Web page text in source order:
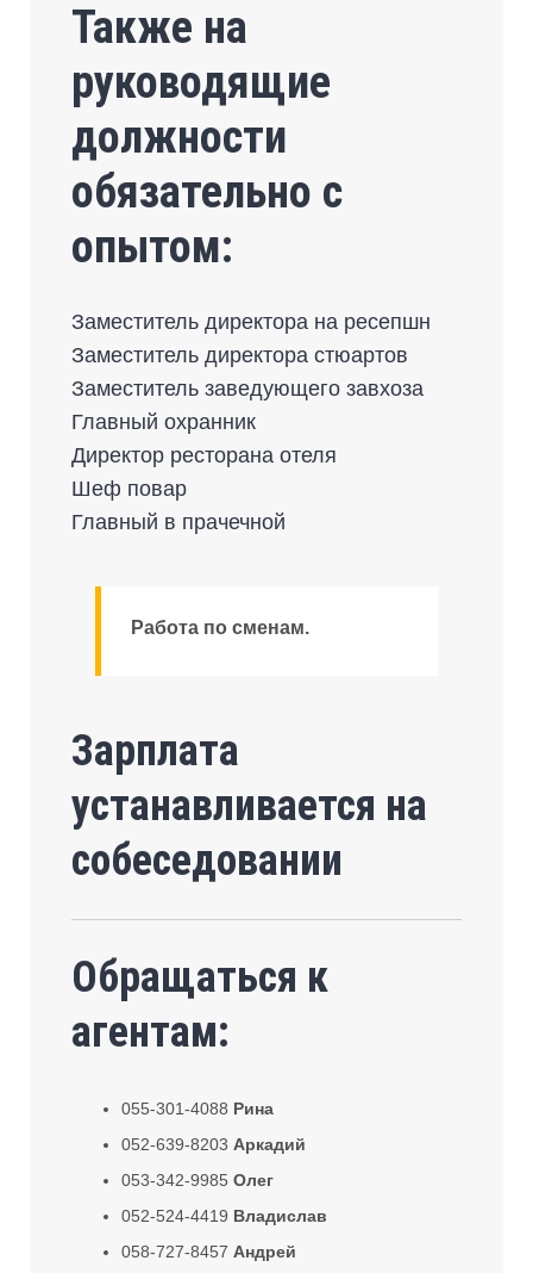
Также на
руководящие
должности
обязательно с
опытом:
Заместитель директора на ресепшн
Заместитель директора стюартов
Заместитель заведующего завхоза
Главный охранник
Директор ресторана отеля
Шеф повар
Главный в прачечной
Работа по сменам.
Зарплата
устанавливается на
собеседовании
Обращаться к
агентам:
055-301-4088 Рина
052-639-8203 Аркадий
053-342-9985Олег
052-524-4419 Владислав
058-727-8457 Андрей